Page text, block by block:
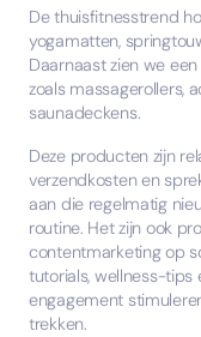
De thuisfitnesstrend
yogamatten,
Daarnaast zien we
zoals massagerollers,
saunadeckens.
Deze producten zijn
verzendkosten en
aan die regelmatig
routine. Het zijn ook
contentmarketing op
tutorials, wellness-
engagement
trekken.